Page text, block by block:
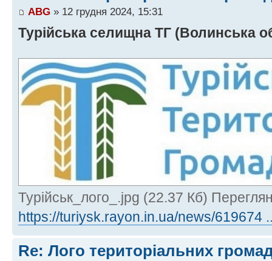
ABG » 12 грудня 2024, 15:31
Турійська селищна ТГ (Волинська
Турійськ_лого_.jpg (22.37 Кб)
https://turiysk.rayon.in.ua/news/619674
Re: Лого територіальних